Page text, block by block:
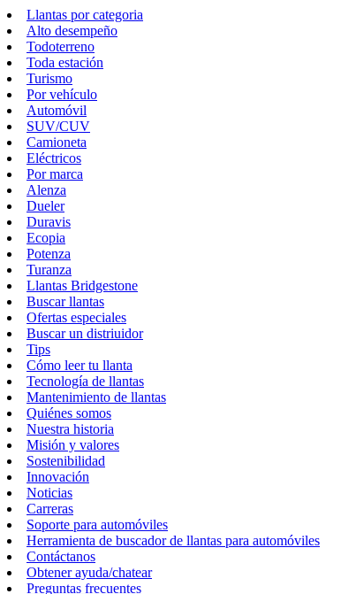
Llantas por categoria
Alto desempeño
Todoterreno
Toda estación
Turismo
Por vehículo
Automóvil
SUV/CUV
Camioneta
Eléctricos
Por marca
Alenza
Dueler
Duravis
Ecopia
Potenza
Turanza
Llantas Bridgestone
Buscar llantas
Ofertas especiales
Buscar un distriuidor
Tips
Cómo leer tu llanta
Tecnología de llantas
Mantenimiento de llantas
Quiénes somos
Nuestra historia
Misión y valores
Sostenibilidad
Innovación
Noticias
Carreras
Soporte para automóviles
Herramienta de buscador de llantas para automóviles
Contáctanos
Obtener ayuda/chatear
Preguntas frecuentes